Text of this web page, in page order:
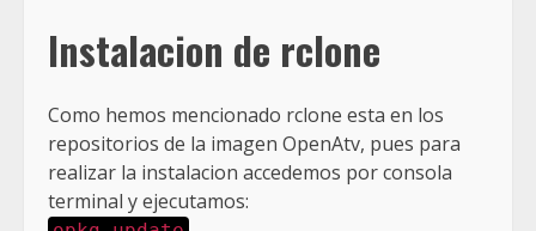
Instalacion de rclone
Como hemos mencionado rclone esta en los
repositorios de la imagen OpenAtv, pues para
realizar la instalacion accedemos por consola
terminal y ejecutamos: